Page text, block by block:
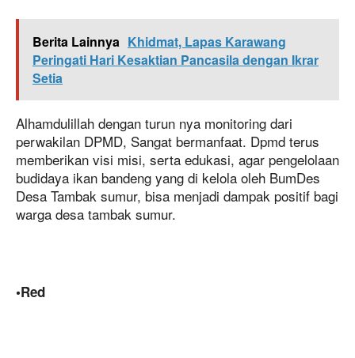
Berita Lainnya Khidmat, Lapas Karawang
Peringati Hari Kesaktian Pancasila dengan Ikrar
Setia
Alhamdulillah dengan turun nya monitoring dari
perwakilan DPMD, Sangat bermanfaat. Dpmd terus
memberikan visi misi, serta edukasi, agar pengelolaan
budidaya ikan bandeng yang di kelola oleh BumDes
Desa Tambak sumur, bisa menjadi dampak positif bagi
warga desa tambak sumur.
•Red